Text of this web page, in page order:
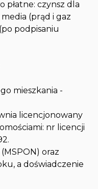
płatne: czynsz dla
media (prąd i gaz
podpisaniu
mieszkania -
licencjonowany
nr licencji
oraz
a doświadczenie